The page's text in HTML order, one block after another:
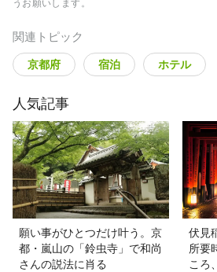
うお願いします。
関連トピック
京都府 宿泊 ホテル
人気記事
願い事がひとつだけ叶う。京
都・嵐山の「鈴虫寺」で和尚
さんの説法に肖る
伏見
所要
ころ